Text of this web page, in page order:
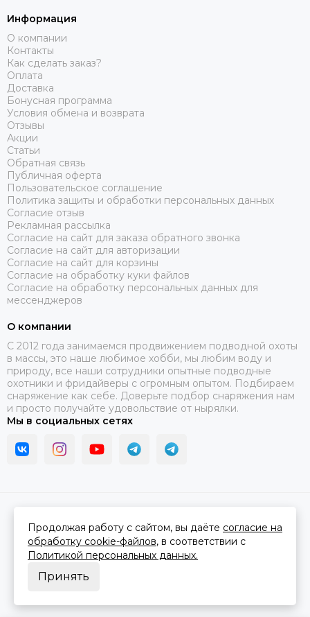
Информация
О компании
Контакты
Как сделать заказ?
Оплата
Доставка
Бонусная программа
Условия обмена и возврата
Отзывы
Акции
Статьи
Обратная связь
Публичная оферта
Пользовательское соглашение
Политика защиты и обработки персональных данных
Согласие отзыв
Рекламная рассылка
Согласие на сайт для заказа обратного звонка
Согласие на сайт для авторизации
Согласие на сайт для корзины
Согласие на обработку куки файлов
Согласие на обработку персональных данных для
мессенджеров
О компании
C 2012 года занимаемся продвижением подводной охоты
в массы, это наше любимое хобби, мы любим воду и
природу, все наши сотрудники опытные подводные
охотники и фридайверы с огромным опытом. Подбираем
снаряжение как себе. Доверьте подбор снаряжения нам
и просто получайте удовольствие от нырялки.
Мы в социальных сетях
Сделано вMOSK.STUDIOдля платформыInSales
Продолжая работу с сайтом, вы даёте согласие на
обработку cookie-файлов, в соответствии с
Политикой персональных данных.
Принять